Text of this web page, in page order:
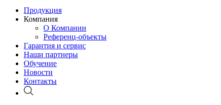
Продукция
Компания
О Компании
Референц-объекты
Гарантия и сервис
Наши партнеры
Обучение
Новости
Контакты